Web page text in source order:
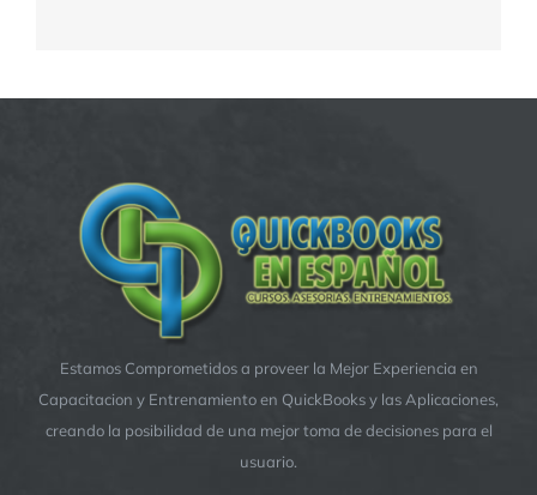
Estamos Comprometidos a proveer la Mejor Experiencia en
Capacitacion y Entrenamiento en QuickBooks y las Aplicaciones,
creando la posibilidad de una mejor toma de decisiones para el
usuario.